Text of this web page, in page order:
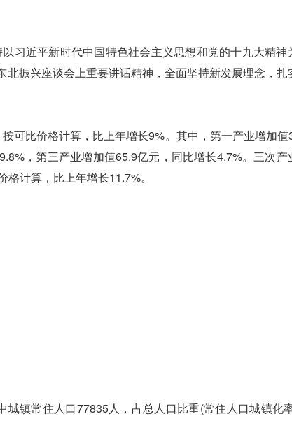
近平新时代中国特色社会主义思想和党的十九大精神
振兴座谈会上重要讲话精神，全面坚持新发展理念，扎
比价格计算，比上年增长9%。其中，第一产业增加值
，第三产业增加值65.9亿元，同比增长4.7%。三次产
计算，比上年增长11.7%。
镇常住人口77835人，占总人口比重(常住人口城镇化